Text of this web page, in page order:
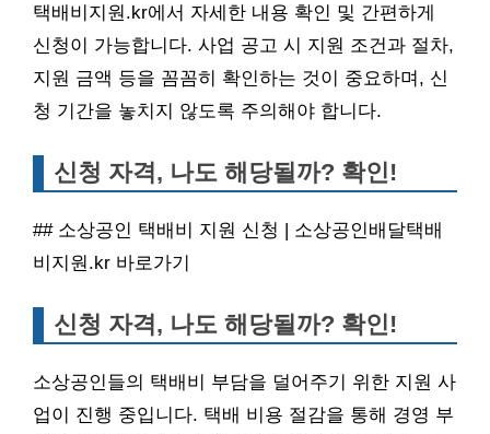
택배비지원.kr에서 자세한 내용 확인 및 간편하게
신청이 가능합니다. 사업 공고 시 지원 조건과 절차,
지원 금액 등을 꼼꼼히 확인하는 것이 중요하며, 신
청 기간을 놓치지 않도록 주의해야 합니다.
신청 자격, 나도 해당될까? 확인!
## 소상공인 택배비 지원 신청 | 소상공인배달택배
비지원.kr 바로가기
신청 자격, 나도 해당될까? 확인!
소상공인들의 택배비 부담을 덜어주기 위한 지원 사
업이 진행 중입니다. 택배 비용 절감을 통해 경영 부